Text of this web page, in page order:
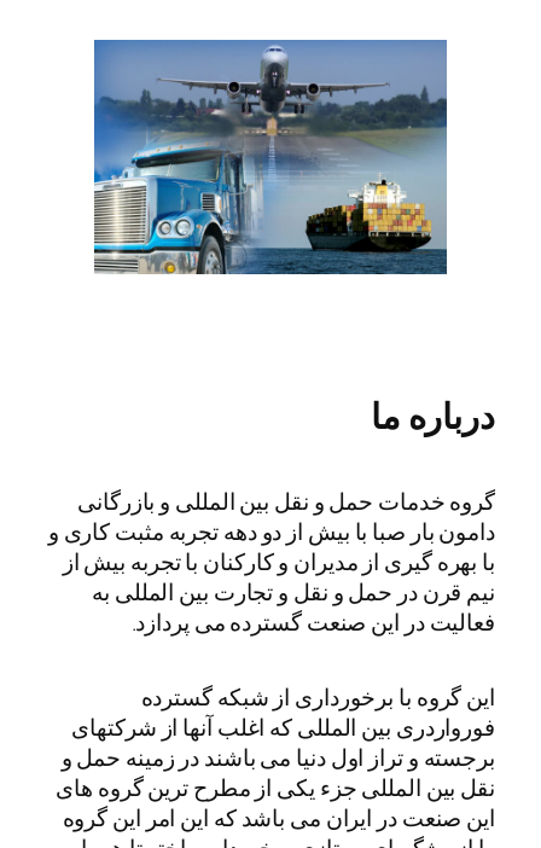
درباره ما
گروه خدمات حمل و نقل بین المللی و بازرگانی
دامون بار صبا با بیش از دو دهه تجربه مثبت کاری و
با بهره گیری از مدیران و کارکنان با تجربه بیش از
نیم قرن در حمل و نقل و تجارت بین المللی به
فعالیت در این صنعت گسترده می پردازد.
این گروه با برخورداری از شبکه گسترده
فورواردری بین المللی که اغلب آنها از شرکتهای
برجسته و تراز اول دنیا می باشند در زمینه حمل و
نقل بین المللی جزء یکی از مطرح ترین گروه های
این صنعت در ایران می باشد که این امر این گروه